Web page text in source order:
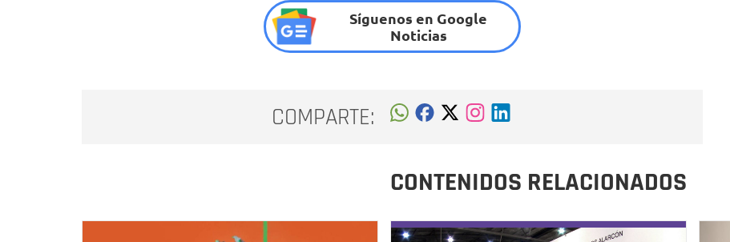
Síguenos en Google
Noticias
COMPARTE:
CONTENIDOS RELACIONADOS